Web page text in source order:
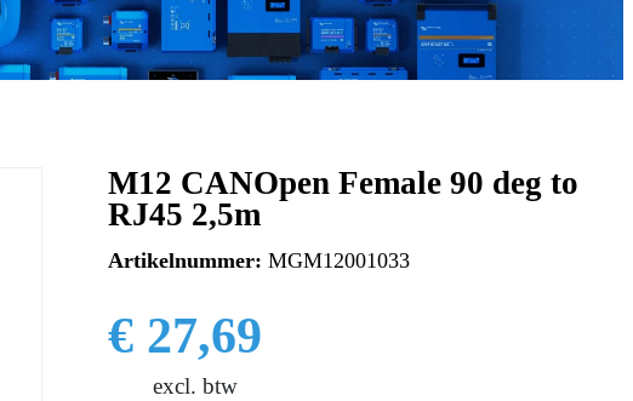
M12 CANOpen Female 90 deg to
RJ45 2,5m
Artikelnummer: MGM12001033
€ 27,69
excl. btw